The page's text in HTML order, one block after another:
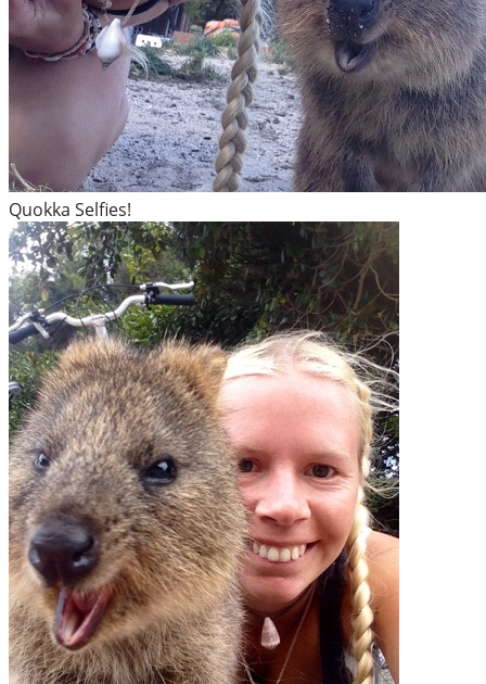
Quokka Selfies!